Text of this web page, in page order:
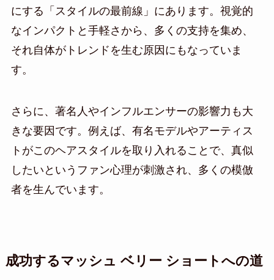
にする「スタイルの最前線」にあります。視覚的
なインパクトと手軽さから、多くの支持を集め、
それ自体がトレンドを生む原因にもなっていま
す。
さらに、著名人やインフルエンサーの影響力も大
きな要因です。例えば、有名モデルやアーティス
トがこのヘアスタイルを取り入れることで、真似
したいというファン心理が刺激され、多くの模倣
者を生んでいます。
成功するマッシュ ベリー ショートへの道